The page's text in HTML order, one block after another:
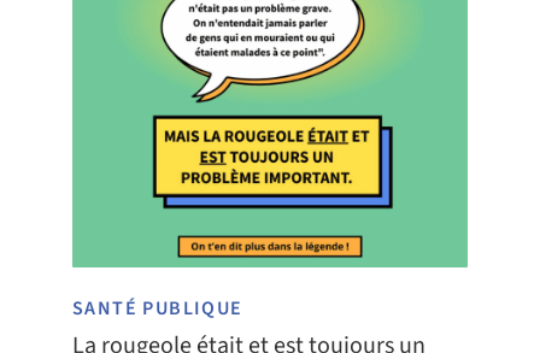
SANTÉ PUBLIQUE
La rougeole était et est toujours un